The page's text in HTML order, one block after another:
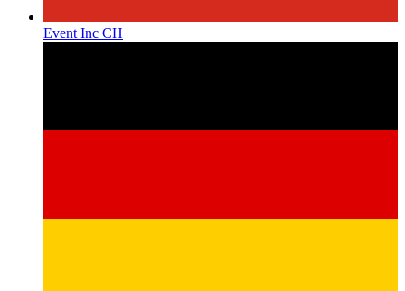
Event Inc CH